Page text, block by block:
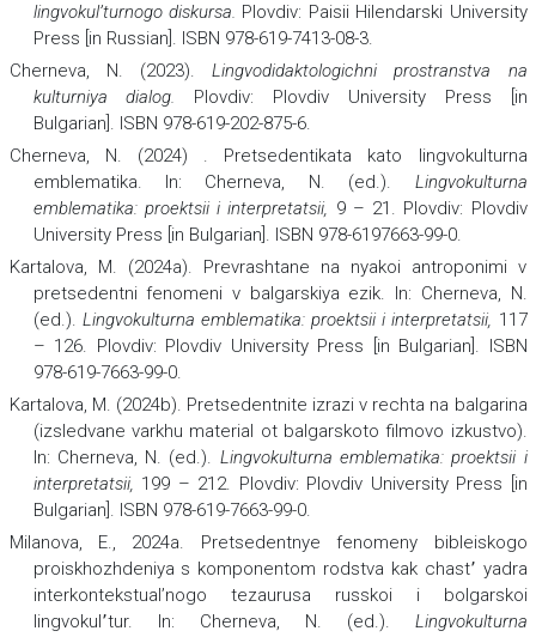
lingvokul’turnogo diskursa. Plovdiv: Paisii Hilendarski University
Press [in Russian]. ISBN 978-619-7413-08-3.
Cherneva, N. (2023).Lingvodidaktologichni prostranstva na
kulturniya dialog. Plovdiv: Plovdiv University Press [in
Bulgarian]. ISBN 978-619-202-875-6.
Cherneva, N. (2024) . Pretsedentikata kato lingvokulturna
emblematika. In: Cherneva, N. (ed.). Lingvokulturna
emblematika: proektsii i interpretatsii, 9 – 21. Plovdiv: Plovdiv
University Press [in Bulgarian]. ISBN 978-6197663-99-0.
Kartalova, M. (2024a). Prevrashtane na nyakoi antroponimi v
pretsedentni fenomeni v balgarskiya ezik. In: Cherneva, N.
(ed.). Lingvokulturna emblematika: proektsii i interpretatsii, 117
– 126. Plovdiv: Plovdiv University Press [in Bulgarian]. ISBN
978-619-7663-99-0.
Kartalova, M. (2024b). Pretsedentnite izrazi v rechta na balgarina
(izsledvane varkhu material ot balgarskoto filmovo izkustvo).
In: Cherneva, N. (ed.). Lingvokulturna emblematika: proektsii i
interpretatsii, 199 – 212. Plovdiv: Plovdiv University Press [in
Bulgarian]. ISBN 978-619-7663-99-0.
Milanova, E., 2024a. Pretsedentnye fenomeny bibleiskogo
proiskhozhdeniya s komponentom rodstva kak chast՚ yadra
interkontekstual’nogo tezaurusa russkoi i bolgarskoi
lingvokul՚tur. In: Cherneva, N. (ed.). Lingvokulturna